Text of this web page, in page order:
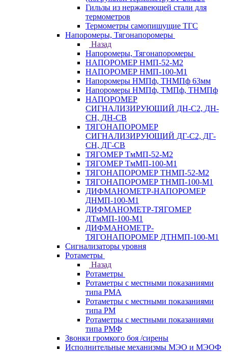
Гильзы из нержавеющей стали для
термометров
Термометры самопишущие ТГС
Напоромеры, Тягонапоромеры
Назад
Напоромеры, Тягонапоромеры
НАПОРОМЕР НМП-52-М2
НАПОРОМЕР НМП-100-М1
Напоромеры НМПф, ТНМПф 63мм
Напоромеры НМПф, ТМПф, ТНМПф
НАПОРОМЕР
СИГНАЛИЗИРУЮЩИЙ ДН-С2, ДН-
СН, ДН-СВ
ТЯГОНАПОРОМЕР
СИГНАЛИЗИРУЮЩИЙ ДГ-С2, ДГ-
СН, ДГ-СВ
ТЯГОМЕР ТмМП-52-М2
ТЯГОМЕР ТмМП-100-М1
ТЯГОНАПОРОМЕР ТНМП-52-М2
ТЯГОНАПОРОМЕР ТНМП-100-М1
ДИФМАНОМЕТР-НАПОРОМЕР
ДНМП-100-М1
ДИФМАНОМЕТР-ТЯГОМЕР
ДТмМП-100-М1
ДИФМАНОМЕТР-
ТЯГОНАПОРОМЕР ДТНМП-100-М1
Сигнализаторы уровня
Ротаметры
Назад
Ротаметры
Ротаметры с местными показаниями
типа РМА
Ротаметры с местными показаниями
типа РМ
Ротаметры с местными показаниями
типа РМФ
Звонки громкого боя /сирены
Исполнительные механизмы МЭО и МЭОФ